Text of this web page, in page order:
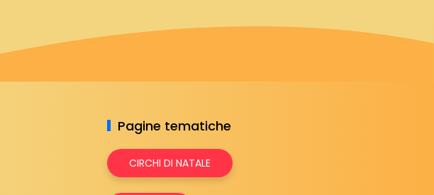
Pagine tematiche
CIRCHI DI NATALE